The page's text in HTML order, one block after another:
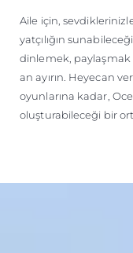
Aile için,
yatçılığın
dinlemek, paylaşmak
an ayırın. Heyecan
oyunlarına kadar,
oluşturabileceği bir